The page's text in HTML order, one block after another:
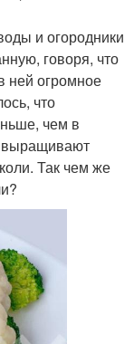
и огородники
говоря, что
ней огромное
что
чем в
выращивают
Так чем же